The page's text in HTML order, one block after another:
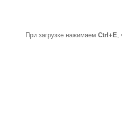
При загрузке нажимаем Ctrl+E,